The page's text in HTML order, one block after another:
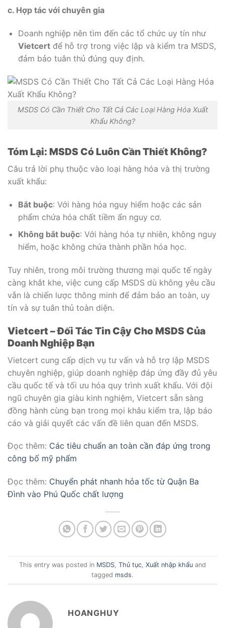
c. Hợp tác với chuyên gia
Doanh nghiệp nên tìm đến các tổ chức uy tín như
Vietcertđể hỗ trợ trong việc lập và kiểm tra MSDS,
đảm bảo tuân thủ đúng quy định.
MSDS Có Cần Thiết Cho Tất Cả Các Loại Hàng Hóa Xuất
Khẩu Không?
Tóm Lại: MSDS Có Luôn Cần Thiết Không?
Câu trả lời phụ thuộc vào loại hàng hóa và thị trường
xuất khẩu:
Bắt buộc: Với hàng hóa nguy hiểm hoặc các sản
phẩm chứa hóa chất tiềm ẩn nguy cơ.
Không bắt buộc: Với hàng hóa tự nhiên, không nguy
hiểm, hoặc không chứa thành phần hóa học.
Tuy nhiên, trong môi trường thương mại quốc tế ngày
càng khắt khe, việc cung cấp MSDS dù không yêu cầu
vẫn là chiến lược thông minh để đảm bảo an toàn, uy
tín và sự tuân thủ toàn diện.
Vietcert – Đối Tác Tin Cậy Cho MSDS Của
Doanh Nghiệp Bạn
Vietcert cung cấp dịch vụ tư vấn và hỗ trợ lập MSDS
chuyên nghiệp, giúp doanh nghiệp đáp ứng đầy đủ yêu
cầu quốc tế và tối ưu hóa quy trình xuất khẩu. Với đội
ngũ chuyên gia giàu kinh nghiệm, Vietcert sẵn sàng
đồng hành cùng bạn trong mọi khâu kiểm tra, lập báo
cáo và giải quyết các vấn đề liên quan đến MSDS.
Đọc thêm: Các tiêu chuẩn an toàn cần đáp ứng trong
công bố mỹ phẩm
Đọc thêm: Chuyển phát nhanh hỏa tốc từ Quận Ba
Đình vào Phú Quốc chất lượng
This entry was posted in MSDS Thủ tục Xuất nhập khẩu and
tagged msds.
HOANGHUY